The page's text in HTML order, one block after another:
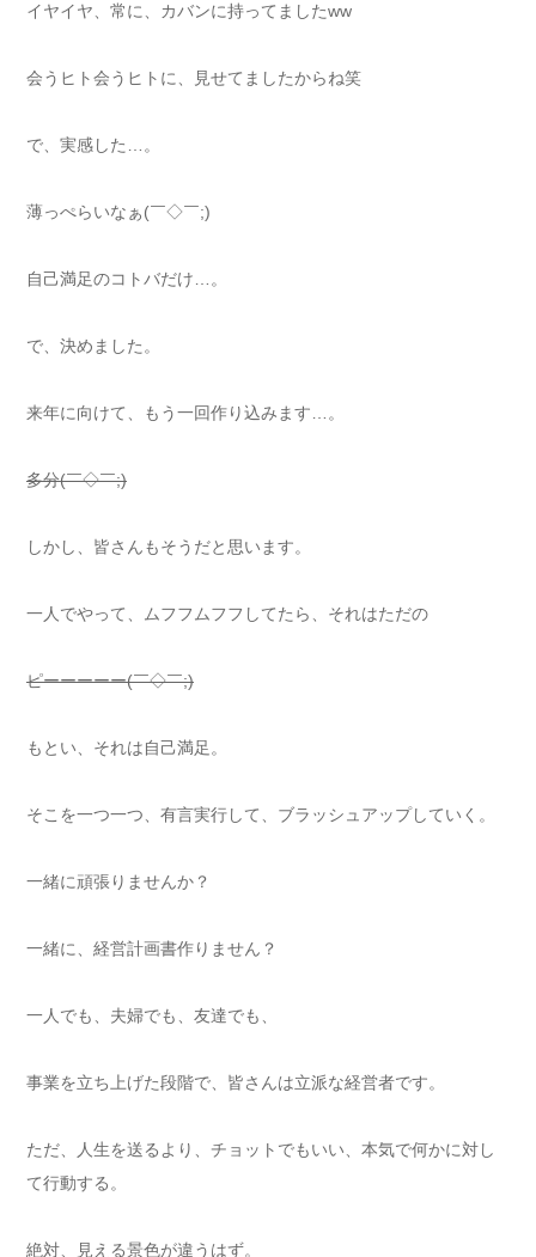
イヤイヤ、常に、カバンに持ってましたww
会うヒト会うヒトに、見せてましたからね笑
で、実感した…。
薄っぺらいなぁ(￣◇￣;)
自己満足のコトバだけ…。
で、決めました。
来年に向けて、もう一回作り込みます…。
多分(￣◇￣;)
しかし、皆さんもそうだと思います。
一人でやって、ムフフムフフしてたら、それはただの
ピーーーーー(￣◇￣;)
もとい、それは自己満足。
そこを一つ一つ、有言実行して、ブラッシュアップしていく。
一緒に頑張りませんか？
一緒に、経営計画書作りません？
一人でも、夫婦でも、友達でも、
事業を立ち上げた段階で、皆さんは立派な経営者です。
ただ、人生を送るより、チョットでもいい、本気で何かに対し
て行動する。
絶対、見える景色が違うはず。